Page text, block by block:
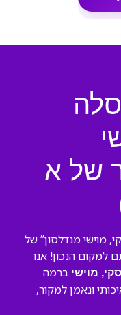
של א
מוישי מנדלסון” של
למקום הנכון! אנו
מוישי ברמה
ונאמן למקור,